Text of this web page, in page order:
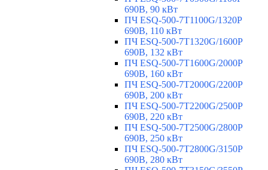
690В, 90 кВт
ПЧ ESQ-500-7T1100G/1320P
690В, 110 кВт
ПЧ ESQ-500-7T1320G/1600P
690В, 132 кВт
ПЧ ESQ-500-7T1600G/2000P
690В, 160 кВт
ПЧ ESQ-500-7T2000G/2200P
690В, 200 кВт
ПЧ ESQ-500-7T2200G/2500P
690В, 220 кВт
ПЧ ESQ-500-7T2500G/2800P
690В, 250 кВт
ПЧ ESQ-500-7T2800G/3150P
690В, 280 кВт